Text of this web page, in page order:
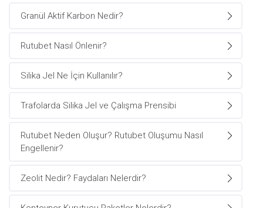
Granül Aktif Karbon Nedir?
Rutubet Nasıl Önlenir?
Silika Jel Ne İçin Kullanılır?
Trafolarda Silika Jel ve Çalışma Prensibi
Rutubet Neden Oluşur? Rutubet Oluşumu Nasıl
Engellenir?
Zeolit Nedir? Faydaları Nelerdir?